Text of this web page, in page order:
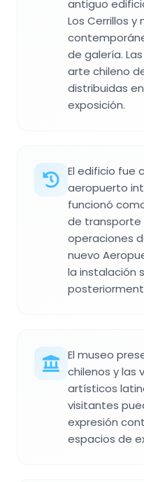
antiguo
Los Cerrillos
de galería.
arte chileno
distribuidas
exposición.
El edificio fue
aeropuerto
funcionó
de transporte
operaciones
nuevo
la instalación
El museo
chilenos y las
artísticos
visitantes
expresión
espacios de